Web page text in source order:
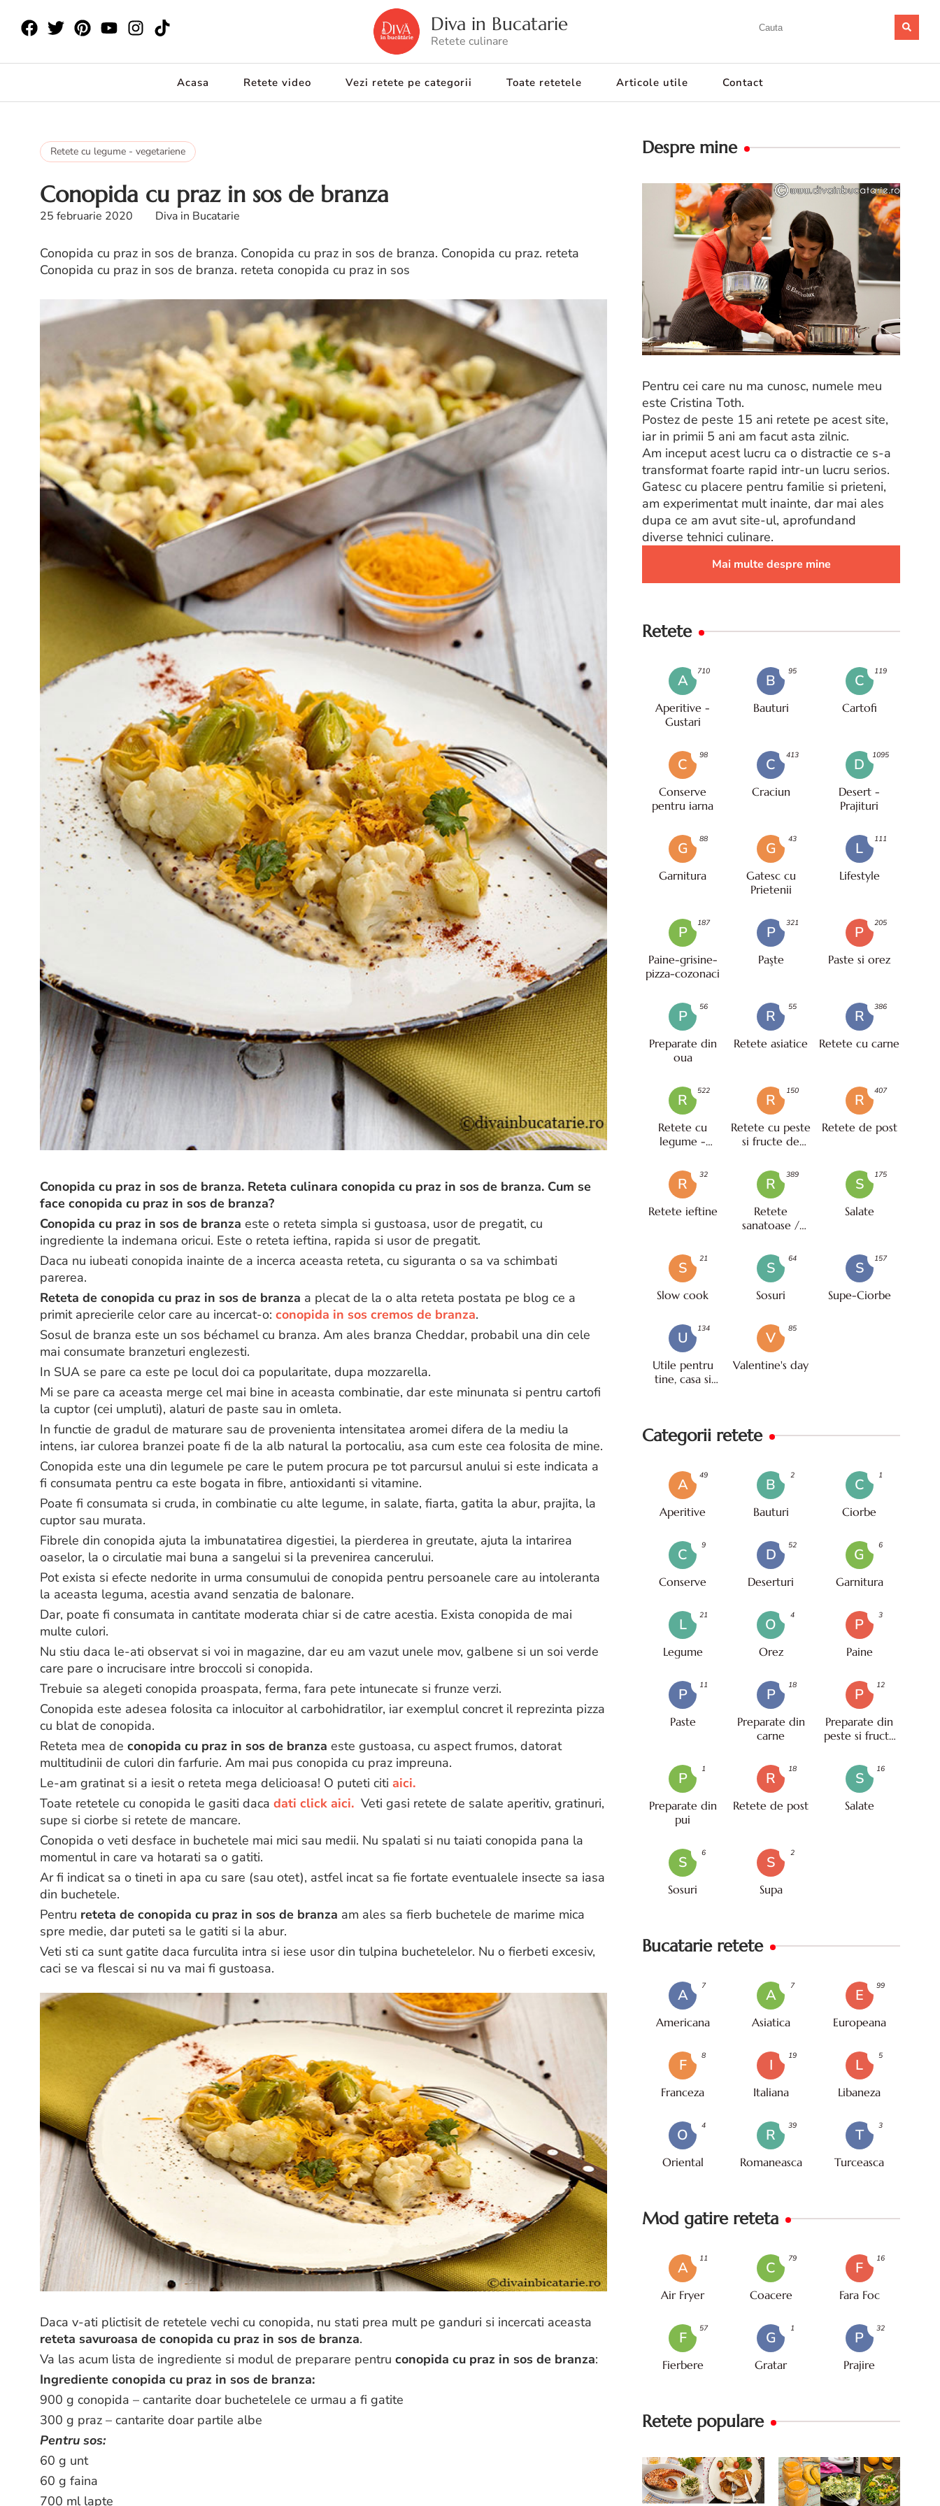
Diva in Bucatarie
Retete culinare
Acasa Retete video Vezi retete pe categorii Toate retetele Articole utile Contact
Retete cu legume - vegetariene
Conopida cu praz in sos de branza
25 februarie 2020 Diva in Bucatarie
Conopida cu praz in sos de branza. Conopida cu praz in sos de branza. Conopida cu praz. reteta
Conopida cu praz in sos de branza. reteta conopida cu praz in sos
Conopida cu praz in sos de branza. Reteta culinara conopida cu praz in sos de branza. Cum se
face conopida cu praz in sos de branza?
Conopida cu praz in sos de branza este o reteta simpla si gustoasa, usor de pregatit, cu
ingrediente la indemana oricui. Este o reteta ieftina, rapida si usor de pregatit.
Daca nu iubeati conopida inainte de a incerca aceasta reteta, cu siguranta o sa va schimbati
parerea.
Reteta de conopida cu praz in sos de branza a plecat de la o alta reteta postata pe blog ce a
primit aprecierile celor care au incercat-o: conopida in sos cremos de branza.
Sosul de branza este un sos béchamel cu branza. Am ales branza Cheddar, probabil una din cele
mai consumate branzeturi englezesti.
In SUA se pare ca este pe locul doi ca popularitate, dupa mozzarella.
Mi se pare ca aceasta merge cel mai bine in aceasta combinatie, dar este minunata si pentru cartofi
la cuptor (cei umpluti), alaturi de paste sau in omleta.
In functie de gradul de maturare sau de provenienta intensitatea aromei difera de la mediu la
intens, iar culorea branzei poate fi de la alb natural la portocaliu, asa cum este cea folosita de mine.
Conopida este una din legumele pe care le putem procura pe tot parcursul anului si este indicata a
fi consumata pentru ca este bogata in fibre, antioxidanti si vitamine.
Poate fi consumata si cruda, in combinatie cu alte legume, in salate, fiarta, gatita la abur, prajita, la
cuptor sau murata.
Fibrele din conopida ajuta la imbunatatirea digestiei, la pierderea in greutate, ajuta la intarirea
oaselor, la o circulatie mai buna a sangelui si la prevenirea cancerului.
Pot exista si efecte nedorite in urma consumului de conopida pentru persoanele care au intoleranta
la aceasta leguma, acestia avand senzatia de balonare.
Dar, poate fi consumata in cantitate moderata chiar si de catre acestia. Exista conopida de mai
multe culori.
Nu stiu daca le-ati observat si voi in magazine, dar eu am vazut unele mov, galbene si un soi verde
care pare o incrucisare intre broccoli si conopida.
Trebuie sa alegeti conopida proaspata, ferma, fara pete intunecate si frunze verzi.
Conopida este adesea folosita ca inlocuitor al carbohidratilor, iar exemplul concret il reprezinta pizza
cu blat de conopida.
Reteta mea de conopida cu praz in sos de branza este gustoasa, cu aspect frumos, datorat
multitudinii de culori din farfurie. Am mai pus conopida cu praz impreuna.
Le-am gratinat si a iesit o reteta mega delicioasa! O puteti citi aici.
Toate retetele cu conopida le gasiti daca dati click aici. Veti gasi retete de salate aperitiv, gratinuri,
supe si ciorbe si retete de mancare.
Conopida o veti desface in buchetele mai mici sau medii. Nu spalati si nu taiati conopida pana la
momentul in care va hotarati sa o gatiti.
Ar fi indicat sa o tineti in apa cu sare (sau otet), astfel incat sa fie fortate eventualele insecte sa iasa
din buchetele.
Pentru reteta de conopida cu praz in sos de branza am ales sa fierb buchetele de marime mica
spre medie, dar puteti sa le gatiti si la abur.
Veti sti ca sunt gatite daca furculita intra si iese usor din tulpina buchetelelor. Nu o fierbeti excesiv,
caci se va flescai si nu va mai fi gustoasa.
Daca v-ati plictisit de retetele vechi cu conopida, nu stati prea mult pe ganduri si incercati aceasta
reteta savuroasa de conopida cu praz in sos de branza.
Va las acum lista de ingrediente si modul de preparare pentru conopida cu praz in sos de branza:
Ingrediente conopida cu praz in sos de branza:
900 g conopida – cantarite doar buchetelele ce urmau a fi gatite
300 g praz – cantarite doar partile albe
Pentru sos:
60 g unt
60 g faina
700 ml lapte
Despre mine
Pentru cei care nu ma cunosc, numele meu
este Cristina Toth.
Postez de peste 15 ani retete pe acest site,
iar in primii 5 ani am facut asta zilnic.
Am inceput acest lucru ca o distractie ce s-a
transformat foarte rapid intr-un lucru serios.
Gatesc cu placere pentru familie si prieteni,
am experimentat mult inainte, dar mai ales
dupa ce am avut site-ul, aprofundand
diverse tehnici culinare.
Mai multe despre mine
Retete
A
Aperitive -
Gustari
710
B
Bauturi
95
C
Cartofi
119
C
Conserve
pentru iarna
98
C
Craciun
413
D
Desert -
Prajituri
1095
G
Garnitura
88
G
Gatesc cu
Prietenii
43
L
Lifestyle
111
P
Paine-grisine-
pizza-cozonaci
187
P
Paşte
321
P
Paste si orez
205
P
Preparate din
oua
56
R
Retete asiatice
55
R
Retete cu carne
386
R
Retete cu
legume -
522
R
Retete cu peste
si fructe de
150
R
Retete de post
407
R
Retete ieftine
32
R
Retete
sanatoase /
389
S
Salate
175
S
Slow cook
21
S
Sosuri
64
S
Supe-Ciorbe
157
U
Utile pentru
tine, casa si
134
V
Valentine's day
85
Categorii retete
A
Aperitive
49
B
Bauturi
2
C
Ciorbe
1
C
Conserve
9
D
Deserturi
52
G
Garnitura
6
L
Legume
21
O
Orez
4
P
Paine
3
P
Paste
11
P
Preparate din
carne
18
P
Preparate din
peste si fructe
12
P
Preparate din
pui
1
R
Retete de post
18
S
Salate
16
S
Sosuri
6
S
Supa
2
Bucatarie retete
A
Americana
7
A
Asiatica
7
E
Europeana
99
F
Franceza
8
I
Italiana
19
L
Libaneza
5
O
Oriental
4
R
Romaneasca
39
T
Turceasca
3
Mod gatire reteta
A
Air Fryer
11
C
Coacere
79
F
Fara Foc
16
F
Fierbere
57
G
Gratar
1
P
Prajire
32
Retete populare